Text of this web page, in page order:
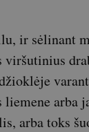
ir sėlinant
arba
arba toks